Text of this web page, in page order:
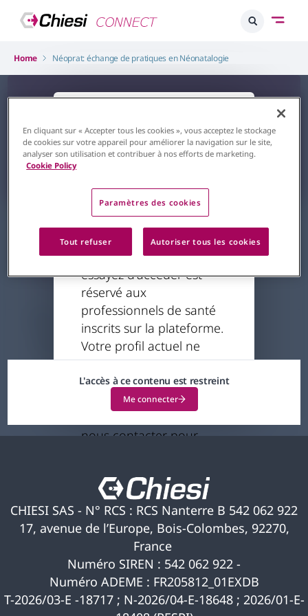
Home Néoprat: échange de pratiques en Néonatalogie
L'accès à ce
contenu est
Retour à la page d'accueil
Le contenu auquel vous
essayez d'accéder est
réservé aux
professionnels de santé
inscrits sur la plateforme.
Votre profil actuel ne
vous permet pas
d'accéder à ce contenu.
Si vous pensez qu'il s'agit
nous contacter pour
Pratiques néonatales
Néoprat : échanges de pratiques
en Néonatalogie
l'évènement Néoprat
14.11.2024 / 15.11.2024
14h30 - 18h & 8h30 -15h30
L'accès à ce contenu est restreint
Me connecter
CHIESI SAS - N° RCS : RCS Nanterre B 542 062 922
17, avenue de l’Europe, Bois-Colombes, 92270,
France
Numéro SIREN : 542 062 922 -
Numéro ADEME : FR205812_01EXDB
T-2026/03-E -18717 ; N-2026/04-E-18648 ; 2026/01-E-
En cliquant sur « Accepter tous les cookies », vous acceptez le stockage
de cookies sur votre appareil pour améliorer la navigation sur le site,
analyser son utilisation et contribuer à nos efforts de marketing.
Cookie Policy
Paramètres des cookies
Tout refuser Autoriser tous les cookies